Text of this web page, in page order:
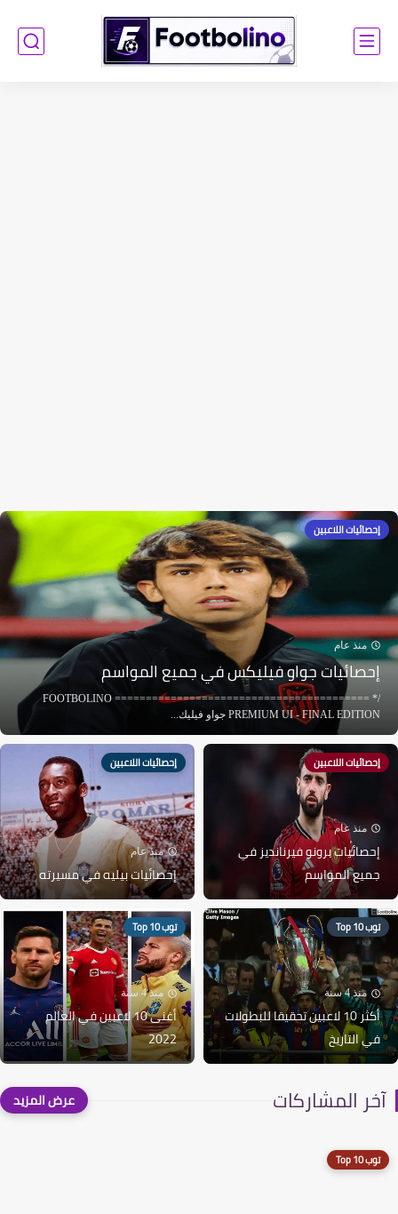
إحصائيات اللاعبين
منذ عام
إحصائيات جواو فيليكس في جميع المواسم
/* ========================================= FOOTBOLINO
PREMIUM UI - FINAL EDITION جواو فيليك...
إحصائيات اللاعبين
منذ عام
إحصائيات برونو فيرنانديز في
جميع المواسم
إحصائيات اللاعبين
منذ عام
إحصائيات بيليه في مسيرته
توب 10 Top
منذ 4 سنة
أكثر 10 لاعبين تحقيقا للبطولات
في التاريخ
توب 10 Top
منذ 4 سنة
أغنى 10 لاعبين في العالم
2022
آخر المشاركات
توب 10 Top